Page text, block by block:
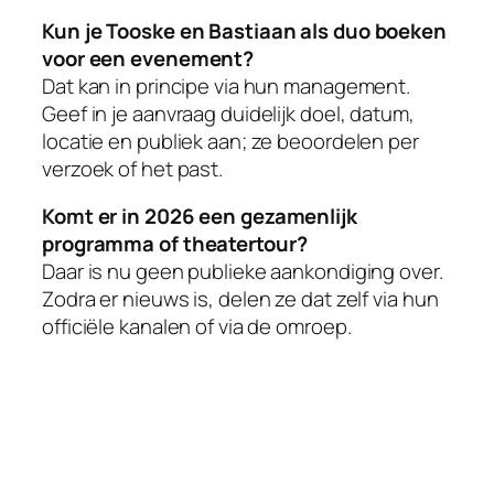
Kun je Tooske en Bastiaan als duo boeken
voor een evenement?
Dat kan in principe via hun management.
Geef in je aanvraag duidelijk doel, datum,
locatie en publiek aan; ze beoordelen per
verzoek of het past.
Komt er in 2026 een gezamenlijk
programma of theatertour?
Daar is nu geen publieke aankondiging over.
Zodra er nieuws is, delen ze dat zelf via hun
officiële kanalen of via de omroep.